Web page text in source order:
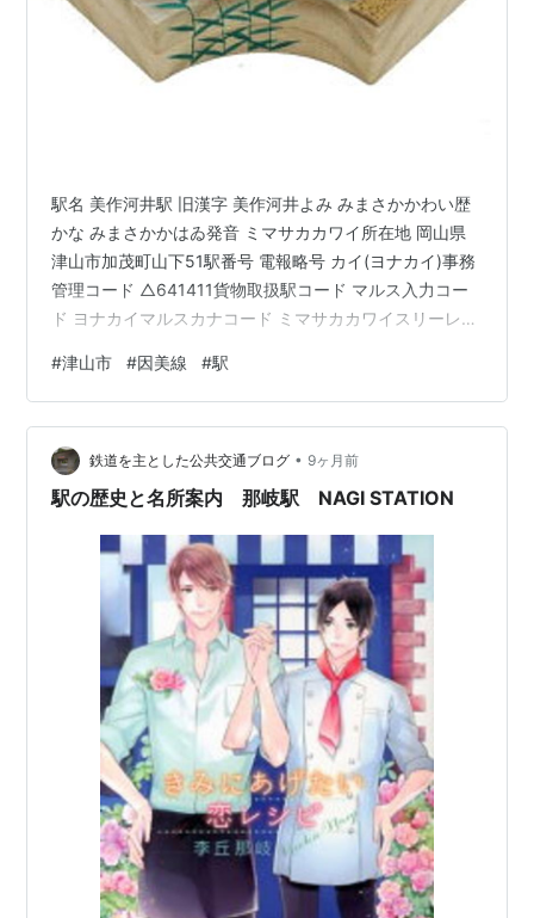
駅名 美作河井駅 旧漢字 美作河井よみ みまさかかわい歴
かな みまさかかはゐ発音 ミマサカカワイ所在地 岡山県
津山市加茂町山下51駅番号 電報略号 カイ(ヨナカイ)事務
管理コード △641411貨物取扱駅コード マルス入力コー
ド ヨナカイマルスカナコード ミマサカカワイスリーレタ
因美線乗入路線 因美線キロ程 因美線 鳥取起点 48.5km
名所案内標記載事項(国鉄営業局昭和30年4月) 記載なし
歴史1931年(昭和6)9月12日 鉄道省因美南線美作加茂～当
駅間延伸時に終着駅として開設。1932年(昭和7)7月1日
当駅～智頭間延伸、途中駅…
#津山市 #因美線 #駅
鉄道を主とした公共交通ブログ • 9ヶ月前
駅の歴史と名所案内 那岐駅 NAGI STATION